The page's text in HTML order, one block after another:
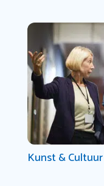
Kunst & Cultuur